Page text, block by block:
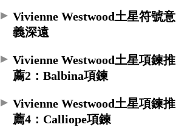
Vivienne Westwood土星符號意
義深遠
Vivienne Westwood土星項鍊推
薦2：Balbina項鍊
Vivienne Westwood土星項鍊推
薦4：Calliope項鍊